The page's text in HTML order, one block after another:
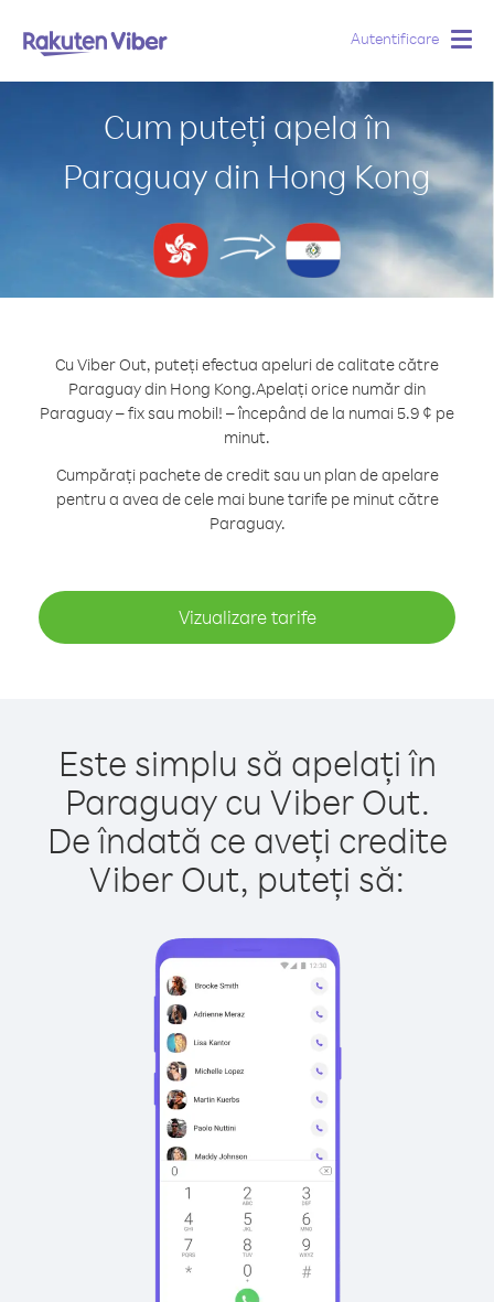
Autentificare
Cum puteți apela în
Paraguay din Hong Kong
Cu Viber Out, puteți efectua apeluri de calitate către
Paraguay din Hong Kong.Apelați orice număr din
Paraguay – fix sau mobil! – începând de la numai 5.9 ¢ pe
minut.
Cumpărați pachete de credit sau un plan de apelare
pentru a avea de cele mai bune tarife pe minut către
Paraguay.
Vizualizare tarife
Este simplu să apelați în
Paraguay cu Viber Out.
De îndată ce aveți credite
Viber Out, puteți să: